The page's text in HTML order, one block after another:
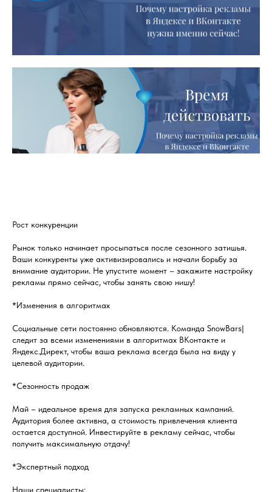
Рост конкуренции
Рынок только начинает просыпаться после сезонного затишья.
Ваши конкуренты уже активизировались и начали борьбу за
внимание аудитории. Не упустите момент – закажите настройку
рекламы прямо сейчас, чтобы занять свою нишу!
*Изменения в алгоритмах
Социальные сети постоянно обновляются. Команда SnowBars|
следит за всеми изменениями в алгоритмах ВКонтакте и
Яндекс.Директ, чтобы ваша реклама всегда была на виду у
целевой аудитории.
*Сезонность продаж
Май – идеальное время для запуска рекламных кампаний.
Аудитория более активна, а стоимость привлечения клиента
остается доступной. Инвестируйте в рекламу сейчас, чтобы
получить максимальную отдачу!
*Экспертный подход
Наши специалисты: